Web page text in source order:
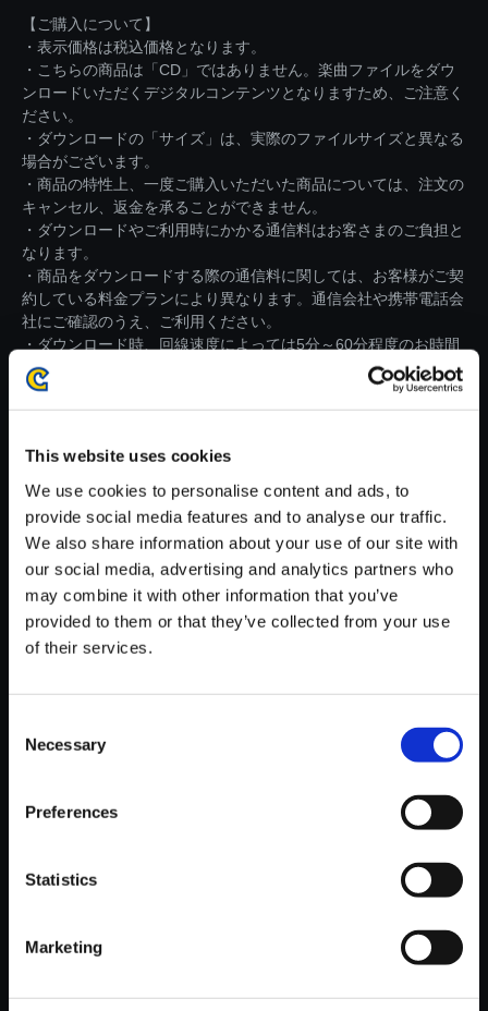
This website uses cookies
We use cookies to personalise content and ads, to
provide social media features and to analyse our traffic.
We also share information about your use of our site with
our social media, advertising and analytics partners who
may combine it with other information that you’ve
provided to them or that they’ve collected from your use
of their services.
Selection
Necessary
Preferences
Statistics
Marketing
【ご購入について】
・表示価格は税込価格となります。
・こちらの商品は「CD」ではありません。楽曲ファイルをダウ
ンロードいただくデジタルコンテンツとなりますため、ご注意く
ださい。
・ダウンロードの「サイズ」は、実際のファイルサイズと異なる
場合がございます。
・商品の特性上、一度ご購入いただいた商品については、注文の
キャンセル、返金を承ることができません。
・ダウンロードやご利用時にかかる通信料はお客さまのご負担と
なります。
・商品をダウンロードする際の通信料に関しては、お客様がご契
約している料金プランにより異なります。通信会社や携帯電話会
社にご確認のうえ、ご利用ください。
・ダウンロード時、回線速度によっては5分～60分程度のお時間
がかかる場合がございます。
※ご購入いただいたファイルのダウンロードの際には、通信環境
が安定しているWifi環境でお試しください。
【単曲】バイオハザード 3 ラス
トエスケープ オリジナル・サウ
ンドトラック The Grave Digger
おすすめ商品